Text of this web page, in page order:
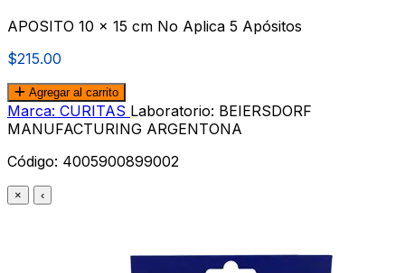
APOSITO 10 x 15 cm No Aplica 5 Apósitos
$215.00
Agregar al carrito
Marca: CURITAS Laboratorio: BEIERSDORF
MANUFACTURING ARGENTONA
Código: 4005900899002
× ‹